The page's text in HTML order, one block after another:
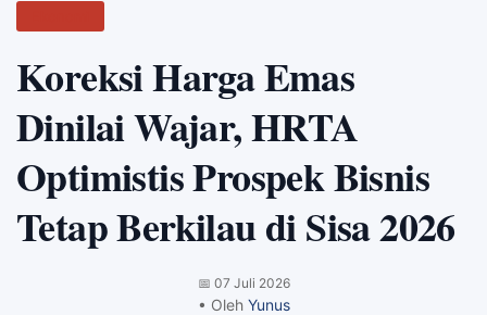
Koreksi Harga Emas
Dinilai Wajar, HRTA
Optimistis Prospek Bisnis
Tetap Berkilau di Sisa 2026
📅 07 Juli 2026
• Oleh Yunus